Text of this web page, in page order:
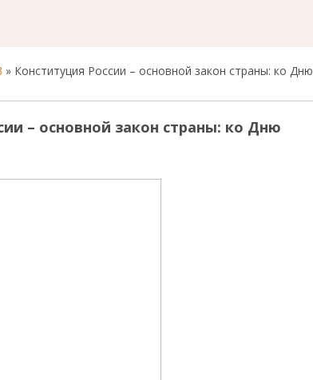
» Конституция России – основной закон страны: ко Дню
– основной закон страны: ко Дню